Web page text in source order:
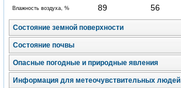
Влажность воздуха, % 89 56
Состояние земной поверхности
Состояние почвы
Опасные погодные и природные явления
Информация для метеочувствительных людей